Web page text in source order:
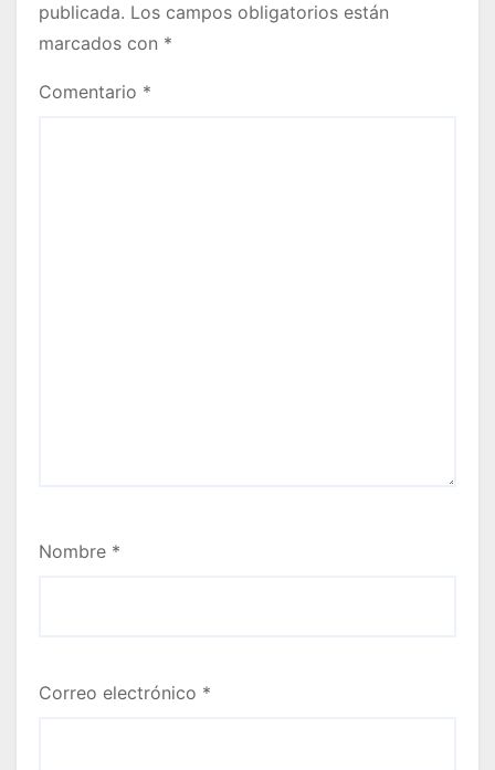
publicada. Los campos obligatorios están
marcados con *
Comentario *
Nombre *
Correo electrónico *